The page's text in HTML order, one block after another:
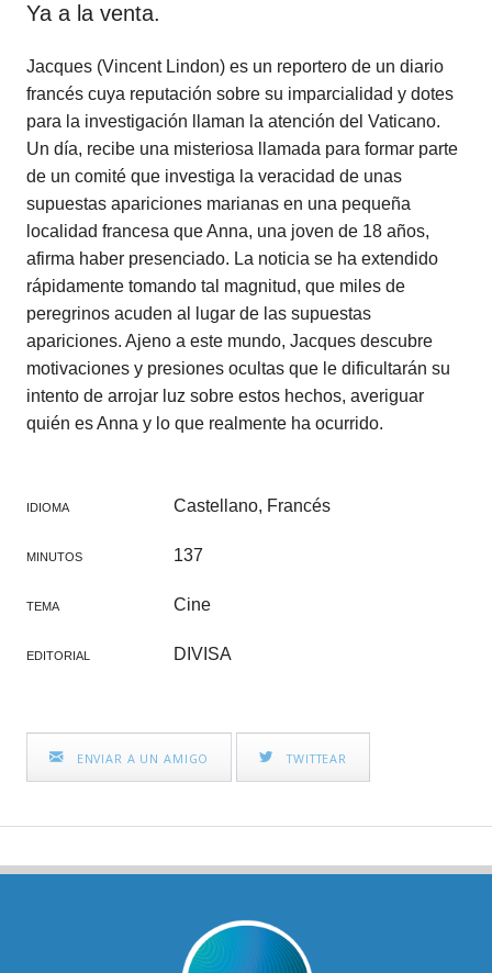
Ya a la venta.
Jacques (Vincent Lindon) es un reportero de un diario
francés cuya reputación sobre su imparcialidad y dotes
para la investigación llaman la atención del Vaticano.
Un día, recibe una misteriosa llamada para formar parte
de un comité que investiga la veracidad de unas
supuestas apariciones marianas en una pequeña
localidad francesa que Anna, una joven de 18 años,
afirma haber presenciado. La noticia se ha extendido
rápidamente tomando tal magnitud, que miles de
peregrinos acuden al lugar de las supuestas
apariciones. Ajeno a este mundo, Jacques descubre
motivaciones y presiones ocultas que le dificultarán su
intento de arrojar luz sobre estos hechos, averiguar
quién es Anna y lo que realmente ha ocurrido.
IDIOMA Castellano, Francés
MINUTOS 137
TEMA Cine
EDITORIAL DIVISA
ENVIAR A UN AMIGO TWITTEAR